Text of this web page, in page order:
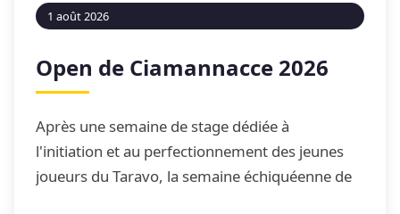
1 août 2026
Open de Ciamannacce 2026
Après une semaine de stage dédiée à
l'initiation et au perfectionnement des jeunes
joueurs du Taravo, la semaine échiquéenne de